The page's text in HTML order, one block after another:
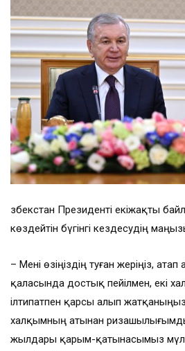
Өзбекстан Президенті екіжақты
көздейтін бүгінгі кездесудің
– Мені өзіңіздің туған жеріңіз,
қаласында достық пейілмен, екі
ілтипатпен қарсы алып
халқымның атынан ризашылығымды
жылдары қарым-қатынасымыз